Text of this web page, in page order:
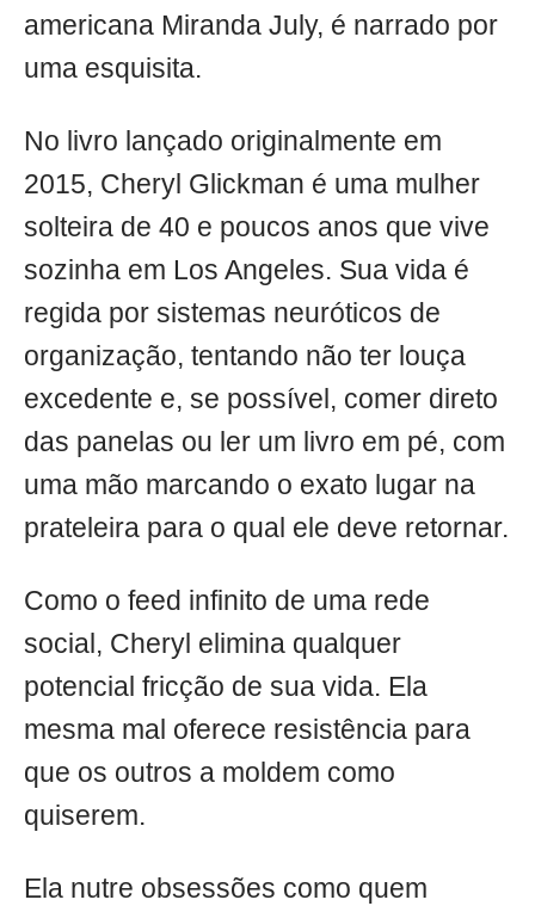
americana Miranda July, é narrado por
uma esquisita.
No livro lançado originalmente em
2015, Cheryl Glickman é uma mulher
solteira de 40 e poucos anos que vive
sozinha em Los Angeles. Sua vida é
regida por sistemas neuróticos de
organização, tentando não ter louça
excedente e, se possível, comer direto
das panelas ou ler um livro em pé, com
uma mão marcando o exato lugar na
prateleira para o qual ele deve retornar.
Como o feed infinito de uma rede
social, Cheryl elimina qualquer
potencial fricção de sua vida. Ela
mesma mal oferece resistência para
que os outros a moldem como
quiserem.
Ela nutre obsessões como quem